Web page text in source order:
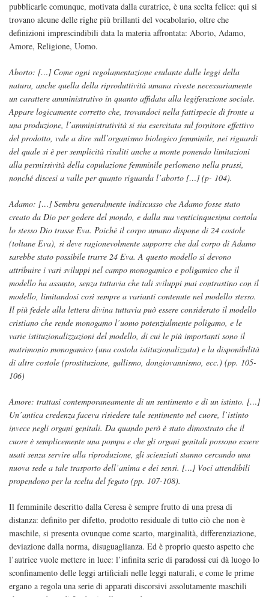
pubblicarle comunque, motivata dalla curatrice, è una scelta felice: qui si
trovano alcune delle righe più brillanti del vocabolario, oltre che
definizioni imprescindibili data la materia affrontata: Aborto, Adamo,
Amore, Religione, Uomo.
Aborto: […] Come ogni regolamentazione esulante dalle leggi della
natura, anche quella della riproduttività umana riveste necessariamente
un carattere amministrativo in quanto affidata alla legiferazione sociale.
Appare logicamente corretto che, trovandoci nella fattispecie di fronte a
una produzione, l’amministratività si sia esercitata sul fornitore effettivo
del prodotto, vale a dire sull’organismo biologico femminile, nei riguardi
del quale si è per semplicità risaliti anche a monte ponendo limitazioni
alla permissività della copulazione femminile perlomeno nella prassi,
nonché discesi a valle per quanto riguarda l’aborto […] (p- 104).
Adamo: […] Sembra generalmente indiscusso che Adamo fosse stato
creato da Dio per godere del mondo, e dalla sua venticinquesima costola
lo stesso Dio trasse Eva. Poiché il corpo umano dispone di 24 costole
(toltane Eva), si deve ragionevolmente supporre che dal corpo di Adamo
sarebbe stato possibile trarre 24 Eva. A questo modello si devono
attribuire i vari sviluppi nel campo monogamico e poligamico che il
modello ha assunto, senza tuttavia che tali sviluppi mai contrastino con il
modello, limitandosi così sempre a varianti contenute nel modello stesso.
Il più fedele alla lettera divina tuttavia può essere considerato il modello
cristiano che rende monogamo l’uomo potenzialmente poligamo, e le
varie istituzionalizzazioni del modello, di cui le più importanti sono il
matrimonio monogamico (una costola istituzionalizzata) e la disponibilità
di altre costole (prostituzione, gallismo, dongiovannismo, ecc.) (pp. 105-
106)
Amore: trattasi contemporaneamente di un sentimento e di un istinto. […]
Un’antica credenza faceva risiedere tale sentimento nel cuore, l’istinto
invece negli organi genitali. Da quando però è stato dimostrato che il
cuore è semplicemente una pompa e che gli organi genitali possono essere
usati senza servire alla riproduzione, gli scienziati stanno cercando una
nuova sede a tale trasporto dell’anima e dei sensi. […] Voci attendibili
propendono per la scelta del fegato (pp. 107-108).
Il femminile descritto dalla Ceresa è sempre frutto di una presa di
distanza: definito per difetto, prodotto residuale di tutto ciò che non è
maschile, si presenta ovunque come scarto, marginalità, differenziazione,
deviazione dalla norma, disuguaglianza. Ed è proprio questo aspetto che
l’autrice vuole mettere in luce: l’infinita serie di paradossi cui dà luogo lo
sconfinamento delle leggi artificiali nelle leggi naturali, e come le prime
ergano a regola una serie di apparati discorsivi assolutamente maschili